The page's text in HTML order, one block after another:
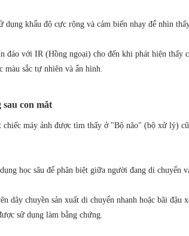
dụng khẩu độ cực rộng và cảm biến nhạy để nhìn
đáo với IR (Hồng ngoại) cho đến khi phát hiện thấy
sắc tự nhiên và ẩn hình.
con mắt
chiếc máy ảnh được tìm thấy ở "Bộ não" (bộ xử lý)
học sâu để phân biệt giữa người đang di chuyển
dây chuyền sản xuất di chuyển nhanh hoặc bãi đậu
sử dụng làm bằng chứng.